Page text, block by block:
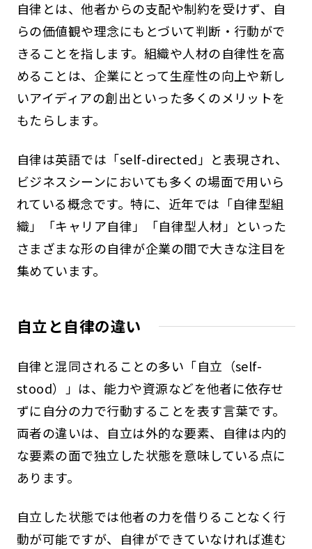
自律とは、他者からの支配や制約を受けず、自
らの価値観や理念にもとづいて判断・行動がで
きることを指します。組織や人材の自律性を高
めることは、企業にとって生産性の向上や新し
いアイディアの創出といった多くのメリットを
もたらします。
自律は英語では「self-directed」と表現され、
ビジネスシーンにおいても多くの場面で用いら
れている概念です。特に、近年では「自律型組
織」「キャリア自律」「自律型人材」といった
さまざまな形の自律が企業の間で大きな注目を
集めています。
自立と自律の違い
自律と混同されることの多い「自立（self-
stood）」は、能力や資源などを他者に依存せ
ずに自分の力で行動することを表す言葉です。
両者の違いは、自立は外的な要素、自律は内的
な要素の面で独立した状態を意味している点に
あります。
自立した状態では他者の力を借りることなく行
動が可能ですが、自律ができていなければ進む